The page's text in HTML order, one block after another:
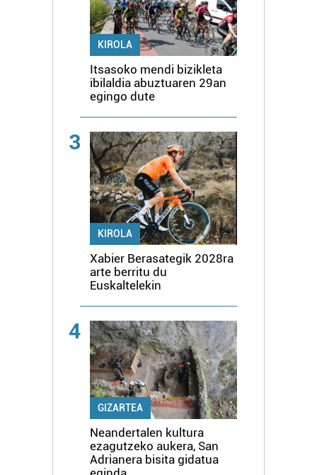
KIROLA
Itsasoko mendi bizikleta
ibilaldia abuztuaren 29an
egingo dute
3
KIROLA
Xabier Berasategik 2028ra
arte berritu du
Euskaltelekin
4
GIZARTEA
Neandertalen kultura
ezagutzeko aukera, San
Adrianera bisita gidatua